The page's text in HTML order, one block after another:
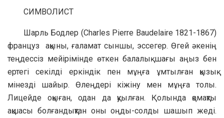
СИМВОЛИСТ
Шарль Бодлер (Charles Pierre Baudelaire 1821-1867)
француз ақыны, ғаламат сыншы, эссегер. Өгей әкенің
теңдессіз мейірімінде өткен балалық шағы аңыз бен
ертегі секілді еркіндік пен мұңға ұмтылған қызық
мінезді шайыр. Өлеңдері кіжіну мен мұңға толы.
Лицейде оқыған, одан да қуылған. Қолында қомақты
ақшасы болғандықтан оны оңды-солды шашып жеді.